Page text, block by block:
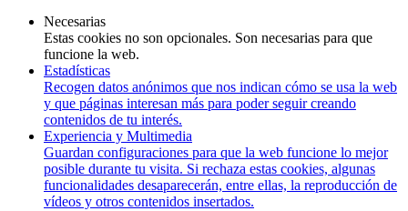
Necesarias
Estas cookies no son opcionales. Son necesarias para que
funcione la web.
Estadísticas
Recogen datos anónimos que nos indican cómo se usa la web
y que páginas interesan más para poder seguir creando
contenidos de tu interés.
Experiencia y Multimedia
Guardan configuraciones para que la web funcione lo mejor
posible durante tu visita. Si rechaza estas cookies, algunas
funcionalidades desaparecerán, entre ellas, la reproducción de
vídeos y otros contenidos insertados.